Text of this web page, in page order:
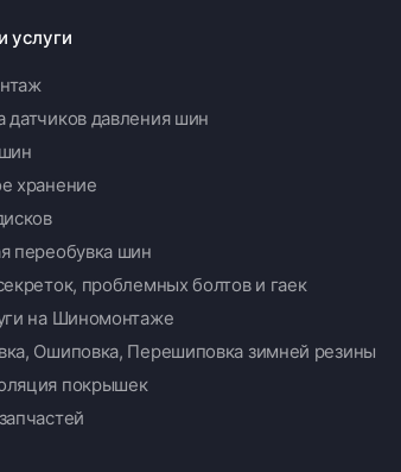
услуги
датчиков давления шин
хранение
переобувка шин
проблемных болтов и гаек
на Шиномонтаже
Ошиповка, Перешиповка зимней резины
покрышек